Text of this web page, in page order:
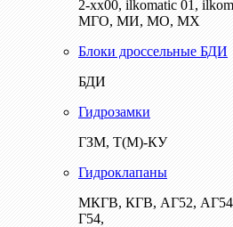
2-хх00, ilkomatic 01,
МГО, МИ, МО, МХ
Блоки дроссельные БДИ
БДИ
Гидрозамки
ГЗМ, Т(М)-КУ
Гидроклапаны
МКГВ, КГВ, АГ52, АГ54,
Г54,